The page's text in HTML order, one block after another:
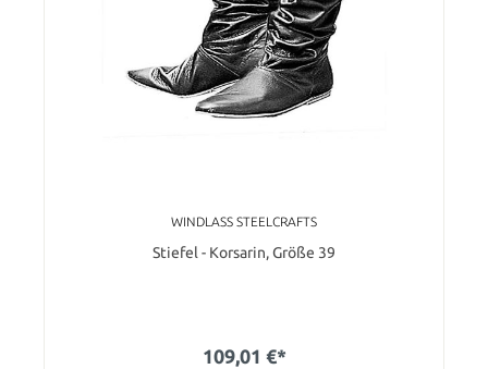
WINDLASS STEELCRAFTS
Stiefel - Korsarin, Größe 39
109,01 €*